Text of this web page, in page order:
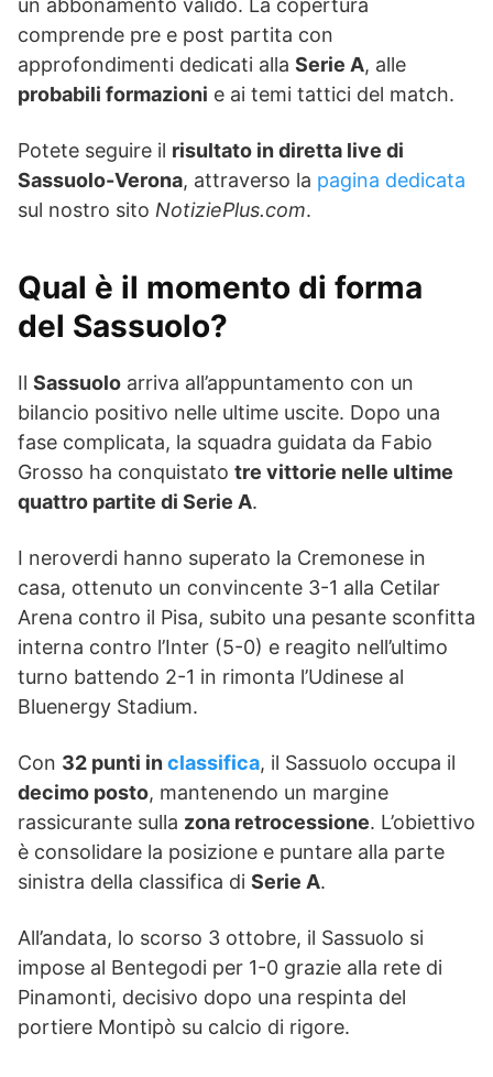
un abbonamento valido. La copertura
comprende pre e post partita con
approfondimenti dedicati alla Serie A, alle
probabili formazioni e ai temi tattici del match.
Potete seguire il risultato in diretta live di
Sassuolo-Verona, attraverso la pagina dedicata
sul nostro sito NotiziePlus.com.
Qual è il momento di forma
del Sassuolo?
Il Sassuolo arriva all’appuntamento con un
bilancio positivo nelle ultime uscite. Dopo una
fase complicata, la squadra guidata da Fabio
Grosso ha conquistato tre vittorie nelle ultime
quattro partite di Serie A.
I neroverdi hanno superato la Cremonese in
casa, ottenuto un convincente 3-1 alla Cetilar
Arena contro il Pisa, subito una pesante sconfitta
interna contro l’Inter (5-0) e reagito nell’ultimo
turno battendo 2-1 in rimonta l’Udinese al
Bluenergy Stadium.
Con 32 punti inclassifica, il Sassuolo occupa il
decimo posto, mantenendo un margine
rassicurante sulla zona retrocessione. L’obiettivo
è consolidare la posizione e puntare alla parte
sinistra della classifica di Serie A.
All’andata, lo scorso 3 ottobre, il Sassuolo si
impose al Bentegodi per 1-0 grazie alla rete di
Pinamonti, decisivo dopo una respinta del
portiere Montipò su calcio di rigore.